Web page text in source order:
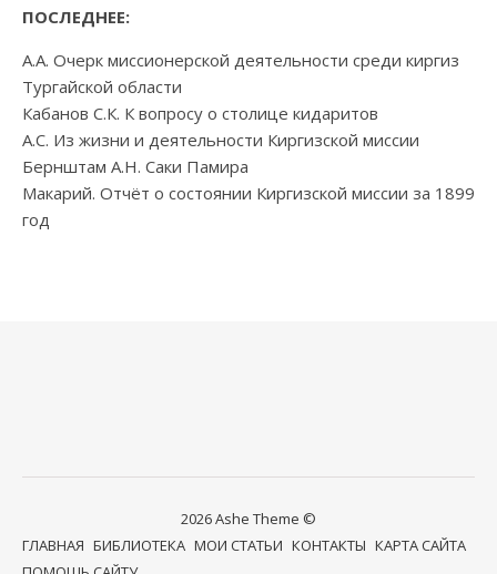
ПОСЛЕДНЕЕ:
А.А. Очерк миссионерской деятельности среди киргиз
Тургайской области
Кабанов С.К. К вопросу о столице кидаритов
А.С. Из жизни и деятельности Киргизской миссии
Бернштам А.Н. Саки Памира
Макарий. Отчёт о состоянии Киргизской миссии за 1899
год
2026 Ashe Theme ©
ГЛАВНАЯ БИБЛИОТЕКА МОИ СТАТЬИ КОНТАКТЫ КАРТА САЙТА